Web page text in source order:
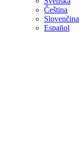
Čeština
Slovenčina
Español